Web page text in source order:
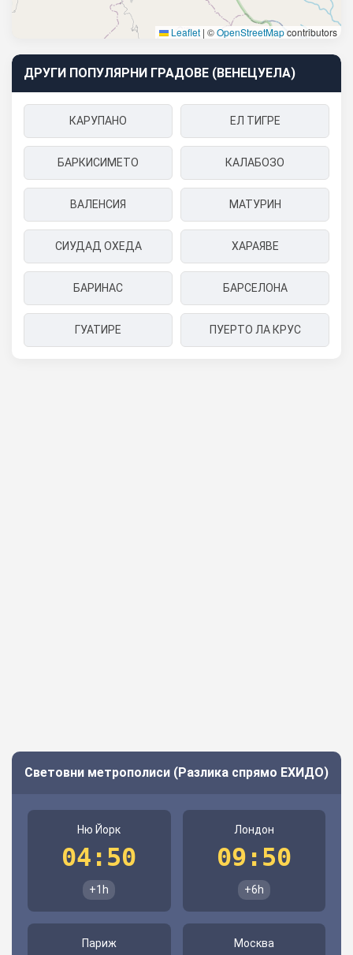
Leaflet | ©OpenStreetMapcontributors
ДРУГИ ПОПУЛЯРНИ ГРАДОВЕ (ВЕНЕЦУЕЛА)
КАРУПАНО ЕЛ ТИГРЕ
БАРКИСИМЕТО КАЛАБОЗО
ВАЛЕНСИЯ МАТУРИН
СИУДАД ОХЕДА ХАРАЯВЕ
БАРИНАС БАРСЕЛОНА
ГУАТИРЕ ПУЕРТО ЛА КРУС
Световни метрополиси (Разлика спрямо ЕХИДО)
Ню Йорк
04:50
+1h
Лондон
09:50
+6h
Париж Москва